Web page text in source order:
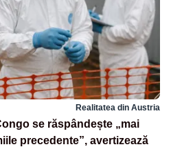
Realitatea din Austria
se răspândește „mai
precedente”, avertizează